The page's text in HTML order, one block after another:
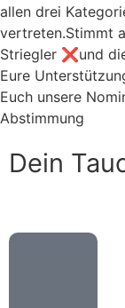
allen drei
vertreten.Stimmt
Striegler ❌und
Eure
Euch unsere
Abstimmung
Dein